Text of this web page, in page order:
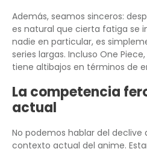
Además, seamos sinceros:
es natural que cierta fatiga se
nadie en particular, es
series largas. Incluso One
tiene altibajos en términos de
La competencia
actual
No podemos hablar del declive
contexto actual del anime.